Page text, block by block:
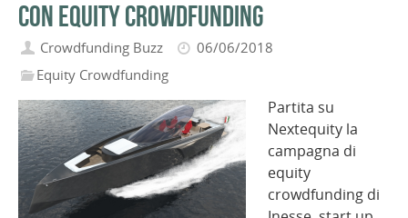
con Equity Crowdfunding
Crowdfunding Buzz
06/06/2018
Equity Crowdfunding
Partita su
Nextequity la
campagna di
equity
crowdfunding di